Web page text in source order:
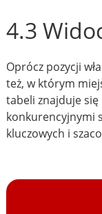
4.3
Oprócz pozycji
też, w którym
tabeli znajduje
konkurencyjnymi
kluczowych i